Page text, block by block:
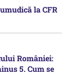
la CFR
României:
5. Cum se